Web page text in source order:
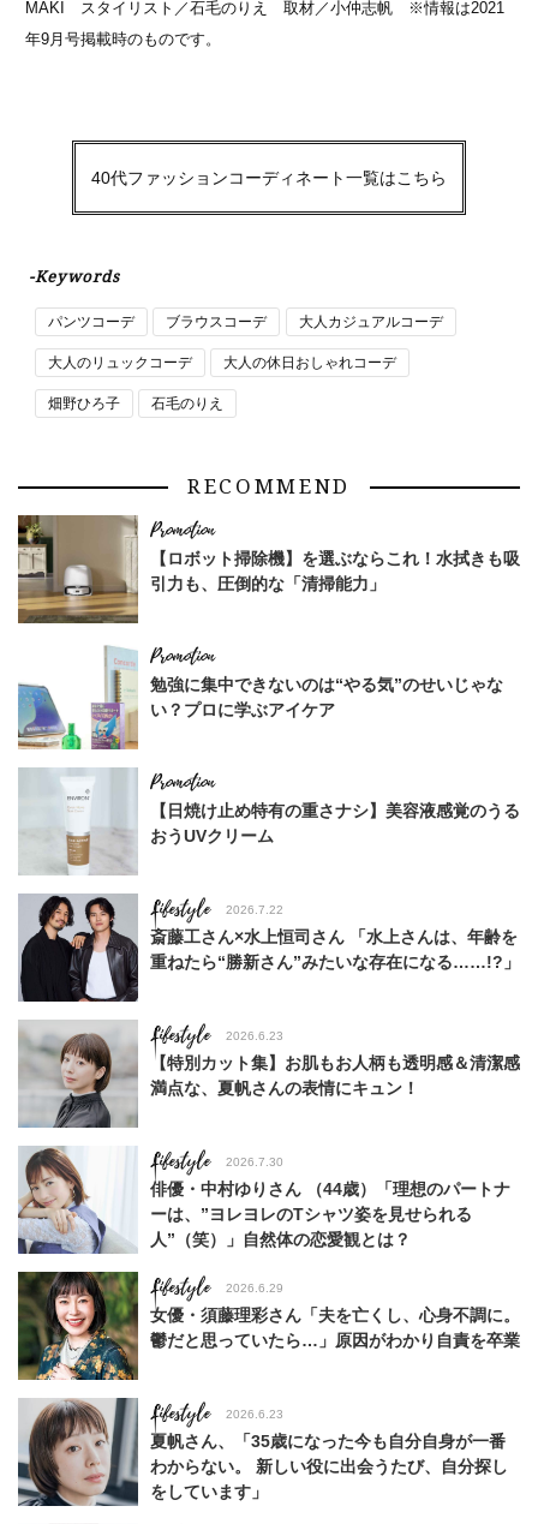
MAKI スタイリスト／石毛のりえ 取材／小仲志帆 ※情報は2021
年9月号掲載時のものです。
40代ファッションコーディネート一覧はこちら
-Keywords
パンツコーデ ブラウスコーデ 大人カジュアルコーデ
大人のリュックコーデ 大人の休日おしゃれコーデ
畑野ひろ子 石毛のりえ
RECOMMEND
【ロボット掃除機】を選ぶならこれ！水拭きも吸
引力も、圧倒的な「清掃能力」
勉強に集中できないのは“やる気”のせいじゃな
い？プロに学ぶアイケア
【日焼け止め特有の重さナシ】美容液感覚のうる
おうUVクリーム
Lifestyle 2026.7.22
斎藤工さん×水上恒司さん 「水上さんは、年齢を
重ねたら“勝新さん”みたいな存在になる……!?」
Lifestyle 2026.6.23
【特別カット集】お肌もお人柄も透明感＆清潔感
満点な、夏帆さんの表情にキュン！
Lifestyle 2026.7.30
俳優・中村ゆりさん （44歳）「理想のパートナ
ーは、”ヨレヨレのTシャツ姿を見せられる
人”（笑）」自然体の恋愛観とは？
Lifestyle 2026.6.29
女優・須藤理彩さん「夫を亡くし、心身不調に。
鬱だと思っていたら…」原因がわかり自責を卒業
Lifestyle 2026.6.23
夏帆さん、「35歳になった今も自分自身が一番
わからない。 新しい役に出会うたび、自分探し
をしています」